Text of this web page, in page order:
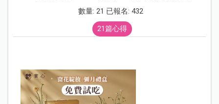
數量: 21 已報名: 432
21篇心得